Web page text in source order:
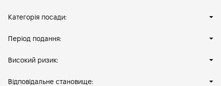
Категорія посади:
Період подання:
Високий ризик:
Відповідальне становище: